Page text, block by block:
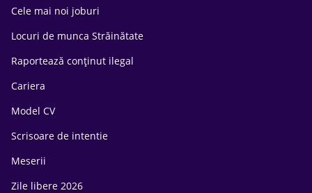
Cele mai noi joburi
Locuri de munca Străinătate
Raportează conținut ilegal
Cariera
Model CV
Scrisoare de intentie
Meserii
Zile libere 2026